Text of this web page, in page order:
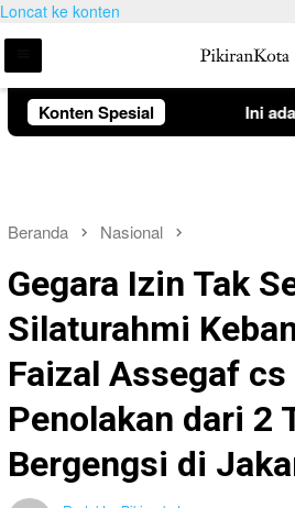
Loncat ke konten
Konten Spesial Ini
Beranda Nasional
Gegara Izin Tak
Silaturahmi
Faizal Assegaf cs
Penolakan dari 2
Bergengsi di